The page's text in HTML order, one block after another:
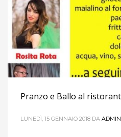
Pranzo e Ballo al
LUNEDÌ, 15 GENNAIO 2018 DA